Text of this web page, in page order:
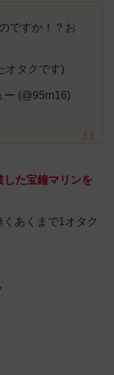
ですか！？お
オタクです)
(@95rn16)
た宝鐘マリンを
あくまで1オタク